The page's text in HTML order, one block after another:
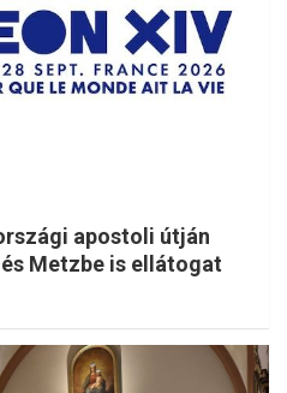
apostoli útján
Metzbe is ellátogat